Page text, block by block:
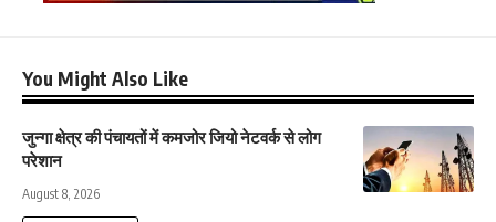
You Might Also Like
जुन्गा क्षेत्र की पंचायतों में कमजोर जियो नेटवर्क से लोग
परेशान
August 8, 2026